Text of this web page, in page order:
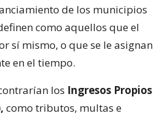
de los municipios
como aquellos que el
sí mismo, o que se le asignan
en el tiempo.
los Ingresos Propios
como tributos, multas e